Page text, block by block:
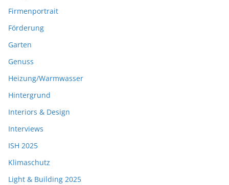
Firmenportrait
Förderung
Garten
Genuss
Heizung/Warmwasser
Hintergrund
Interiors & Design
Interviews
ISH 2025
Klimaschutz
Light & Building 2025